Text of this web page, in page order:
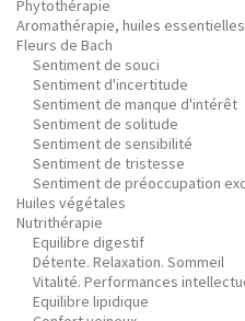
Phytothérapie
Aromathérapie, huiles essentielles
Fleurs de Bach
Sentiment de souci
Sentiment d'incertitude
Sentiment de manque d'intérêt
Sentiment de solitude
Sentiment de sensibilité
Sentiment de tristesse
Sentiment de préoccupation
Huiles végétales
Nutrithérapie
Equilibre digestif
Détente. Relaxation. Sommeil
Vitalité. Performances
Equilibre lipidique